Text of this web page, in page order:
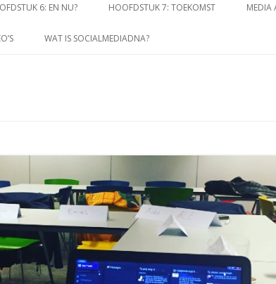
6: EN NU? HOOFDSTUK 7: TOEKOMST MEDIA
WAT IS SOCIALMEDIADNA?